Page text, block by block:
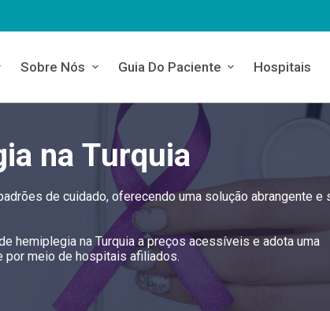
Sobre Nós Guia Do Paciente Hospitais
na Turquia
de cuidado, oferecendo uma solução abrangente e
hemiplegia na Turquia a preços acessíveis e adota uma
por meio de hospitais afiliados.